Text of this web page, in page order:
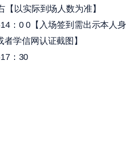
【以实际到场人数为准】
：0 0【入场签到需出示本人身
学信网认证截图】
：30